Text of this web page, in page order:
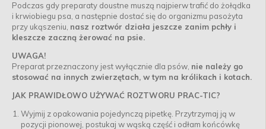
Podczas gdy preparaty doustne muszą najpierw trafić do żołądka
i krwiobiegu psa, a następnie dostać się do organizmu pasożyta
przy ukąszeniu, nasz roztwór działa jeszcze zanim pchły i
kleszcze zaczną żerować na psie.
UWAGA!
Preparat przeznaczony jest wyłącznie dla psów, nie należy go
stosować na innych zwierzętach, w tym na królikach i kotach.
JAK PRAWIDŁOWO UŻYWAĆ ROZTWORU PRAC-TIC?
Wyjmij z opakowania pojedynczą pipetkę. Przytrzymaj ją w
pozycji pionowej, postukaj w wąską część i odłam końcówkę